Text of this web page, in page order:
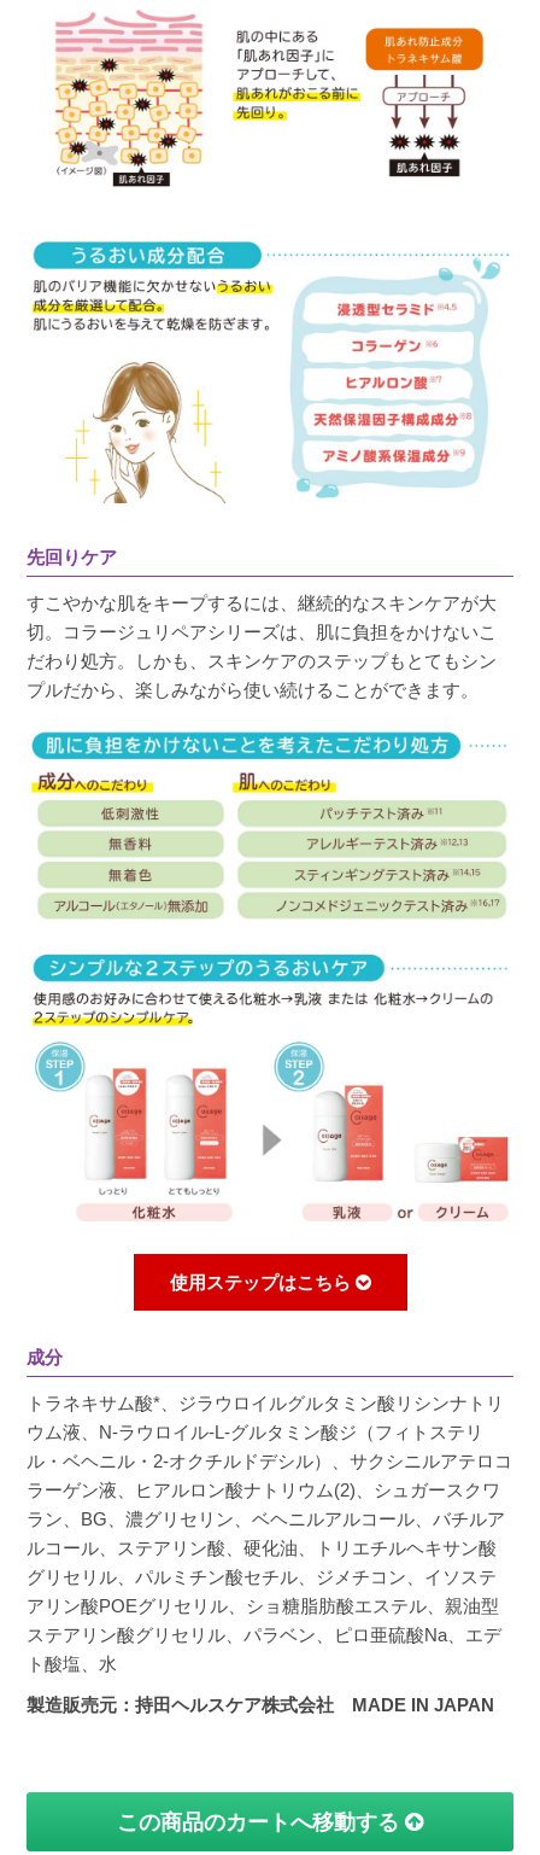
滑らかなクリームです。
ベタベタせず、しっとり保湿してくれます。
リペア 購入者
投稿日
2026/03/26
安価で少量で潤い助かります。たまにポチッと
出来ますが、肌荒れはしていません。化粧水と
セットで使用しています。
先回りケア
すこやかな肌をキープするには、継続的なスキンケアが大
切。コラージュリペアシリーズは、肌に負担をかけないこ
だわり処方。しかも、スキンケアのステップもとてもシン
プルだから、楽しみながら使い続けることができます。
使用ステップはこちら
成分
トラネキサム酸*、ジラウロイルグルタミン酸リシンナトリ
ウム液、N-ラウロイル-L-グルタミン酸ジ（フィトステリ
ル・ベヘニル・2-オクチルドデシル）、サクシニルアテロコ
ラーゲン液、ヒアルロン酸ナトリウム(2)、シュガースクワ
ラン、BG、濃グリセリン、ベヘニルアルコール、バチルア
ルコール、ステアリン酸、硬化油、トリエチルヘキサン酸
グリセリル、パルミチン酸セチル、ジメチコン、イソステ
アリン酸POEグリセリル、ショ糖脂肪酸エステル、親油型
ステアリン酸グリセリル、パラベン、ピロ亜硫酸Na、エデ
ト酸塩、水
製造販売元：持田ヘルスケア株式会社 MADE IN JAPAN
この商品のカートへ移動する